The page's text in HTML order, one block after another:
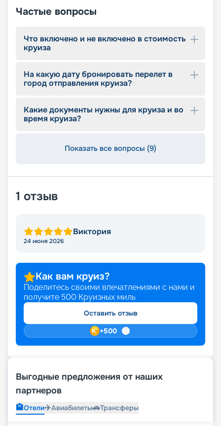
расписание и описание лайнеров, читайте
отзывы, изучайте цены и маршруты, их
онлайн. Погрузитесь в атмосферу роскоши и
комфорта с Brilliance of the Seas – вашим
Частые вопросы
Что включено и не включено в стоимость
круиза
На какую дату бронировать перелет в
город отправления круиза?
Какие документы нужны для круиза и во
время круиза?
Показать все вопросы (9)
1 отзыв
Виктория
24 июня 2026
Как вам круиз?
Поделитесь своими впечатлениями с нами и
получите 500 Круизных миль
Оставить отзыв
+500
Выгодные предложения от наших
партнеров
🏨Отели✈️Авиабилеты🚗Трансферы